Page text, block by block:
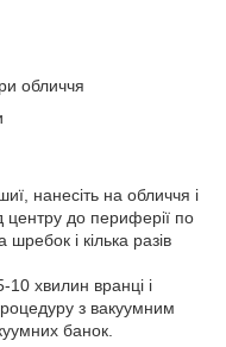
обличчя
нанесіть на обличчя і
центру до периферії по
і кілька разів
хвилин вранці і
з вакуумним
банок.